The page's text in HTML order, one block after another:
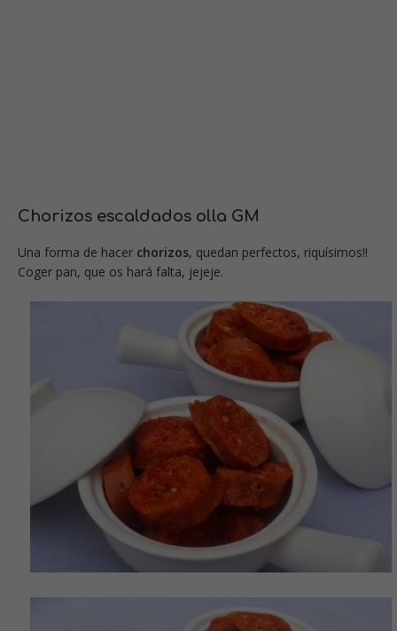
Chorizos escaldados olla GM
Una forma de hacer chorizos, quedan perfectos, riquísimos!!
Coger pan, que os hará falta, jejeje.